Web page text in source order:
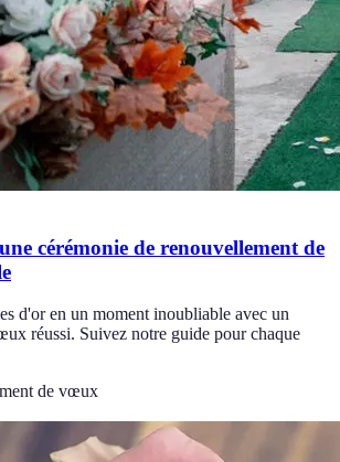
cérémonie de renouvellement de
d'or en un moment inoubliable avec un
réussi. Suivez notre guide pour chaque
de vœux